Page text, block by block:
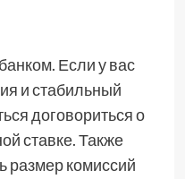
Если у вас
и стабильный
договориться о
ставке. Также
размер комиссий